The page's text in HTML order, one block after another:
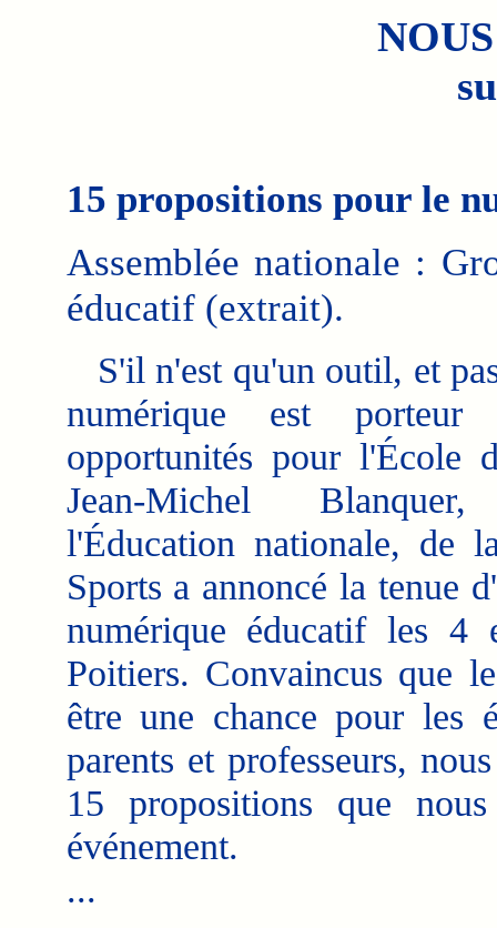
15 propositions pour le
Assemblée nationale :
éducatif (extrait).
S'il n'est qu'un outil, et
numérique est porteur
opportunités pour l'École
Jean-Michel
l'Éducation nationale, de
Sports a annoncé la tenue
numérique éducatif les 4
Poitiers. Convaincus que
être une chance pour les
parents et professeurs,
15 propositions que
événement.
...